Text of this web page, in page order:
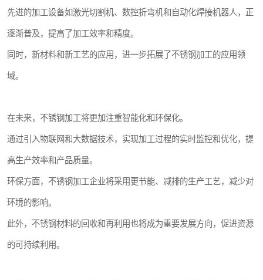
先进的加工设备如激光切割机、数控折弯机和自动化焊接机器人，正
逐渐普及，提高了加工效率和精度。
同时，新材料和新工艺的应用，进一步拓展了不锈钢加工的应用领
域。
在未来，不锈钢加工将更加注重智能化和环保化。
通过引入物联网和大数据技术，实现加工过程的实时监控和优化，提
高生产效率和产品质量。
环保方面，不锈钢加工企业将采用更节能、减排的生产工艺，减少对
环境的影响。
此外，不锈钢材料的回收和再利用也将成为重要发展方向，促进资源
的可持续利用。